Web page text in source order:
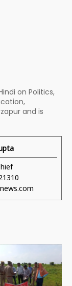
on Politics,
and is